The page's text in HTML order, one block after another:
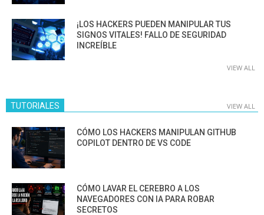
¡LOS HACKERS PUEDEN MANIPULAR TUS
SIGNOS VITALES! FALLO DE SEGURIDAD
INCREÍBLE
VIEW ALL
TUTORIALES VIEW ALL
CÓMO LOS HACKERS MANIPULAN GITHUB
COPILOT DENTRO DE VS CODE
CÓMO LAVAR EL CEREBRO A LOS
NAVEGADORES CON IA PARA ROBAR
SECRETOS